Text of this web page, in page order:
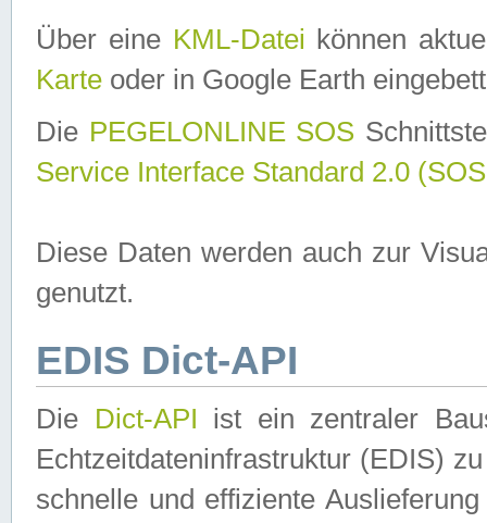
Über eine KML-Datei können
Karte oder in Google Earth
Die PEGELONLINE SOS
Service Interface Standard 2.0
Diese Daten werden auch zur
genutzt.
EDIS Dict-API
Die Dict-API ist ein zentraler
Echtzeitdateninfrastruktur (EDIS)
schnelle und effiziente